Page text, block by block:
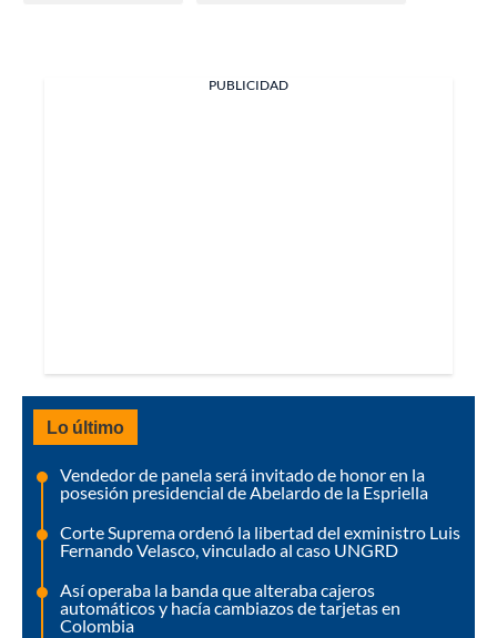
PUBLICIDAD
Lo último
Vendedor de panela será invitado de honor en la
posesión presidencial de Abelardo de la Espriella
Corte Suprema ordenó la libertad del exministro Luis
Fernando Velasco, vinculado al caso UNGRD
Así operaba la banda que alteraba cajeros
automáticos y hacía cambiazos de tarjetas en
Colombia